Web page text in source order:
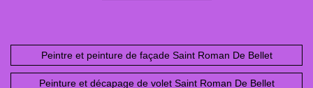
Peintre et peinture de façade Saint Roman De Bellet
Peinture et décapage de volet Saint Roman De Bellet